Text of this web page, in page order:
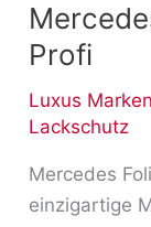
Profi
Luxus Marken
Lackschutz
Mercedes
einzigartige
Folierung
vom